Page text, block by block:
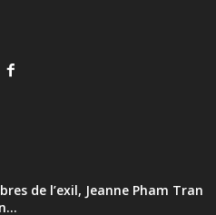
de l’exil, Jeanne Pham Tran